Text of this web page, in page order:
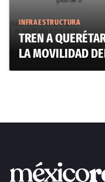
INFRAESTRUCTURA
TREN A
LA MOVILIDAD